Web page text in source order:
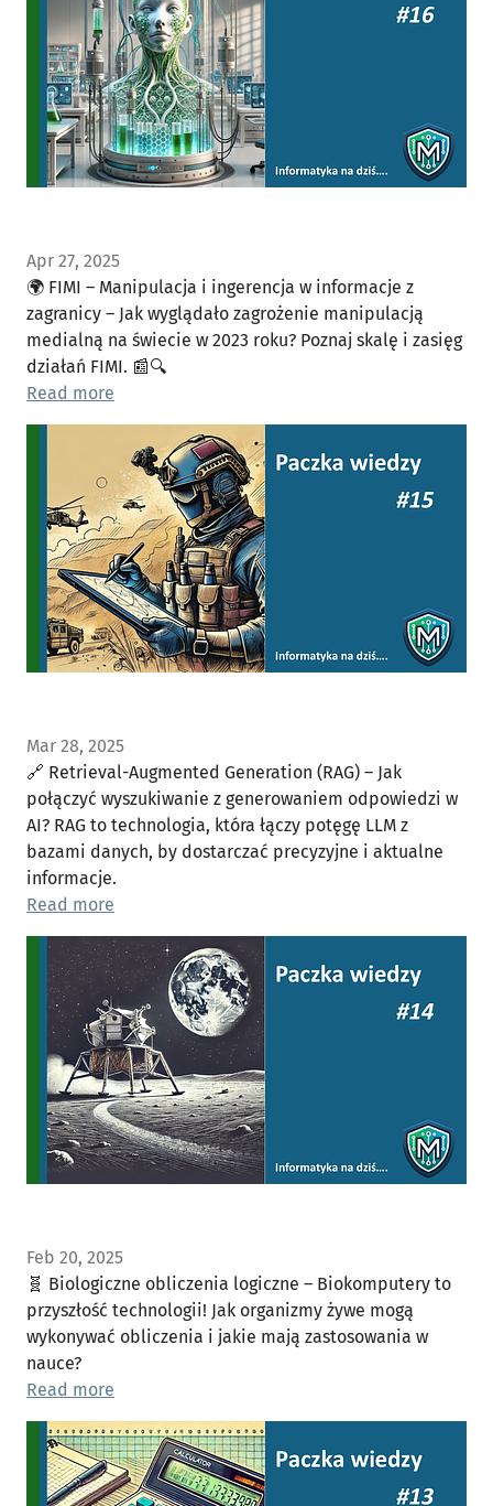
Apr 27, 2025
🌍 FIMI – Manipulacja i ingerencja w informacje z
zagranicy – Jak wyglądało zagrożenie manipulacją
medialną na świecie w 2023 roku? Poznaj skalę i zasięg
działań FIMI. 📰🔍
Read more
Mar 28, 2025
🔗 Retrieval-Augmented Generation (RAG) – Jak
połączyć wyszukiwanie z generowaniem odpowiedzi w
AI? RAG to technologia, która łączy potęgę LLM z
bazami danych, by dostarczać precyzyjne i aktualne
informacje.
Read more
Feb 20, 2025
🧬 Biologiczne obliczenia logiczne – Biokomputery to
przyszłość technologii! Jak organizmy żywe mogą
wykonywać obliczenia i jakie mają zastosowania w
nauce?
Read more